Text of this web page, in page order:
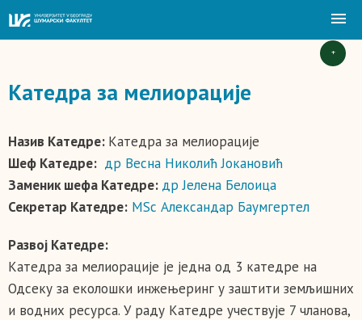
+
Катедра за мелиорације
Назив Катедре: Катедра за мелиорације
Шеф Катедре: др Весна Николић Јокановић
Заменик шефа Катедре: др Јелена Белоица
Секретар Катедре: MSc Александар Баумгертел
Развој Катедре:
Катедра за мелиорације је једна од 3 катедре на
Одсеку за еколошки инжењеринг у заштити земљишних
и водних ресурса. У раду Катедре учествује 7 чланова,